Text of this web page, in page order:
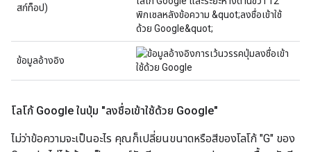
สก์ท็อป)
ข้อมูลอ้างอิง
โลโก้ Google ในปุ่ม "ลงชื่อเข้าใช้ด้วย Google"
ไม่ว่าข้อความจะเป็นอะไร คุณก็เปลี่ยนขนาดหรือสีของโลโก้ "G" ของ